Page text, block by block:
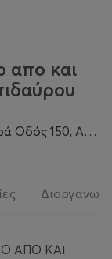
απο και
42, Ελλάδα, Αιγάλεω
ΑΠΟ ΚΑΙ